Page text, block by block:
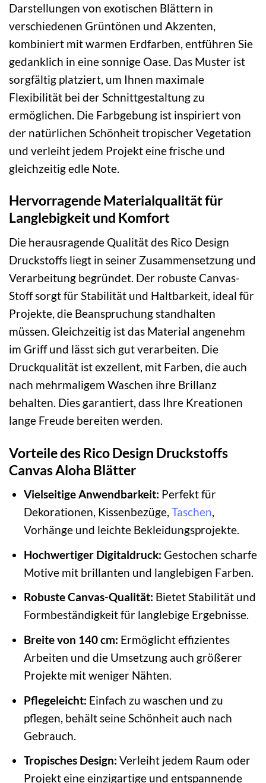
Darstellungen von exotischen Blättern in
verschiedenen Grüntönen und Akzenten,
kombiniert mit warmen Erdfarben, entführen Sie
gedanklich in eine sonnige Oase. Das Muster ist
sorgfältig platziert, um Ihnen maximale
Flexibilität bei der Schnittgestaltung zu
ermöglichen. Die Farbgebung ist inspiriert von
der natürlichen Schönheit tropischer Vegetation
und verleiht jedem Projekt eine frische und
gleichzeitig edle Note.
Hervorragende Materialqualität für
Langlebigkeit und Komfort
Die herausragende Qualität des Rico Design
Druckstoffs liegt in seiner Zusammensetzung und
Verarbeitung begründet. Der robuste Canvas-
Stoff sorgt für Stabilität und Haltbarkeit, ideal für
Projekte, die Beanspruchung standhalten
müssen. Gleichzeitig ist das Material angenehm
im Griff und lässt sich gut verarbeiten. Die
Druckqualität ist exzellent, mit Farben, die auch
nach mehrmaligem Waschen ihre Brillanz
behalten. Dies garantiert, dass Ihre Kreationen
lange Freude bereiten werden.
Vorteile des Rico Design Druckstoffs
Canvas Aloha Blätter
Vielseitige Anwendbarkeit: Perfekt für
Dekorationen, Kissenbezüge, Taschen,
Vorhänge und leichte Bekleidungsprojekte.
Hochwertiger Digitaldruck: Gestochen scharfe
Motive mit brillanten und langlebigen Farben.
Robuste Canvas-Qualität: Bietet Stabilität und
Formbeständigkeit für langlebige Ergebnisse.
Breite von 140 cm: Ermöglicht effizientes
Arbeiten und die Umsetzung auch größerer
Projekte mit weniger Nähten.
Pflegeleicht: Einfach zu waschen und zu
pflegen, behält seine Schönheit auch nach
Gebrauch.
Tropisches Design: Verleiht jedem Raum oder
Projekt eine einzigartige und entspannende